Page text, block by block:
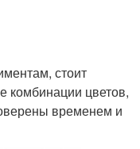
стоит
комбинации цветов,
временем и